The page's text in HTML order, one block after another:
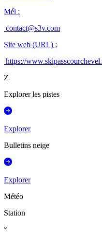
Mél :
contact@s3v.com
Site web (URL) :
https://
Z
Explorer les pistes
Explorer
Bulletins neige
Explorer
Météo
Station
°